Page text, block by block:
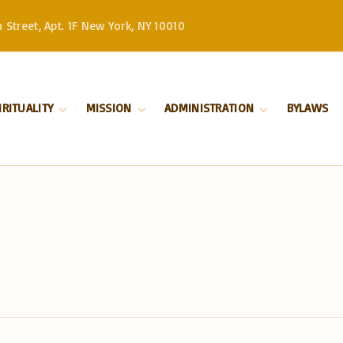
Apt. 1F New York, NY 10010
MISSION
History
ADMINISTRATION
Patriarchate
BYLAWS